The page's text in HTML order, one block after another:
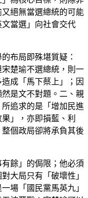
絕無當選總統的可能
當選」向社會交代
布局即殊堪質疑：
楚瑜不選總統，則一
成「馬下蔡上」；因
是文不對題。二、親
追求的是「增加民進
」，亦即損藍、利
個政局卻將承負其後
餘」的侷限；他必須
大局只有「破壞性」
場「國民黨馬英九」